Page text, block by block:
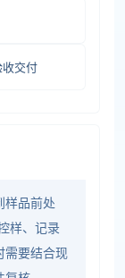
交付
样品前处
样、记录
需要结合现